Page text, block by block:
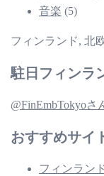
音楽 (5)
フィンランド, 北
駐日フィンラ
@FinEmbTokyoさ
おすすめサイ
フィンラン